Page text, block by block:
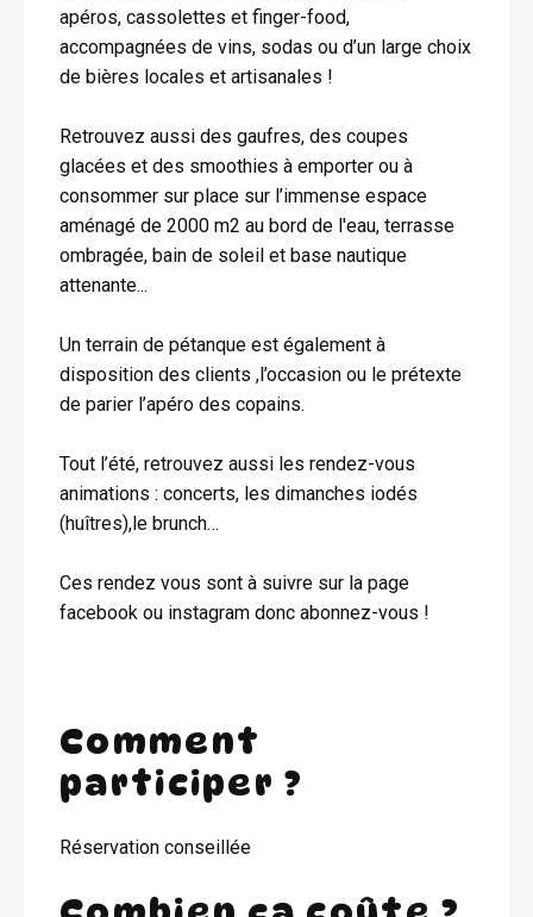
apéros, cassolettes et finger-food,
accompagnées de vins, sodas ou d’un large choix
de bières locales et artisanales !
Retrouvez aussi des gaufres, des coupes
glacées et des smoothies à emporter ou à
consommer sur place sur l’immense espace
aménagé de 2000 m2 au bord de l'eau, terrasse
ombragée, bain de soleil et base nautique
attenante...
Un terrain de pétanque est également à
disposition des clients ,l’occasion ou le prétexte
de parier l’apéro des copains.
Tout l’été, retrouvez aussi les rendez-vous
animations : concerts, les dimanches iodés
(huîtres),le brunch…
Ces rendez vous sont à suivre sur la page
facebook ou instagram donc abonnez-vous !
Comment
participer ?
Réservation conseillée